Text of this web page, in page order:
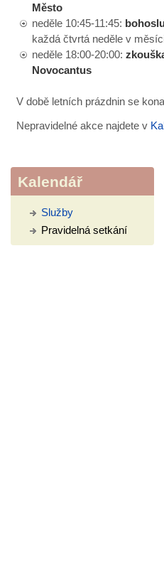
Město
neděle 10:45-11:45:
každá čtvrtá neděle v
neděle 18:00-20:00:
Novocantus
V době letních prázdnin se
Nepravidelné akce najdete v
Kalendář
Služby
Pravidelná setkání